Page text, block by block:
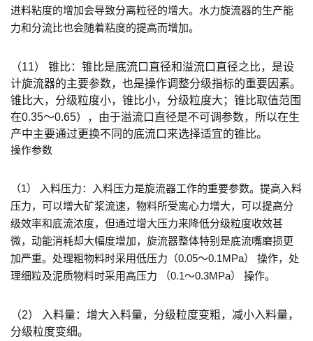
进料粘度的增加会导致分离粒径的增大。水力旋流器的生产能
力和分流比也会随着粘度的提高而增加。
（11） 锥比：锥比是底流口直径和溢流口直径之比，是设
计旋流器的主要参数，也是操作调整分级指标的重要因素。
锥比大，分级粒度小，锥比小，分级粒度大；锥比取值范围
在0.35～0.65），由于溢流口直径是不可调参数，所以在生
产中主要通过更换不同的底流口来选择适宜的锥比。
操作参数
（1） 入料压力：入料压力是旋流器工作的重要参数。提高入料
压力，可以增大矿浆流速，物料所受离心力增大，可以提高分
级效率和底流浓度，但通过增大压力来降低分级粒度收效甚
微，动能消耗却大幅度增加，旋流器整体特别是底流嘴磨损更
加严重。处理粗物料时采用低压力（0.05～0.1MPa） 操作，处
理细粒及泥质物料时采用高压力 （0.1～0.3MPa） 操作。
（2） 入料量：增大入料量，分级粒度变粗，减小入料量，
分级粒度变细。